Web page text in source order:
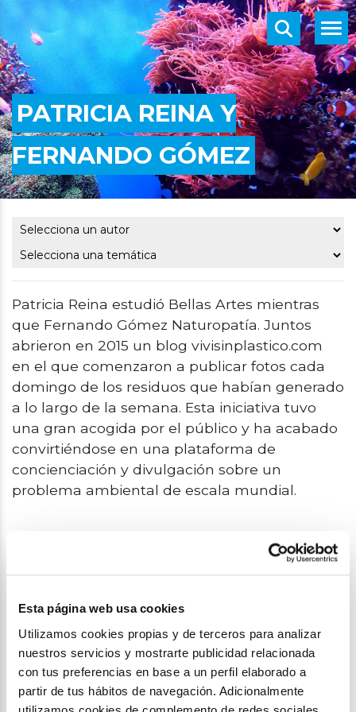
Esta página web usa cookies
Utilizamos cookies propias y de terceros para analizar
nuestros servicios y mostrarte publicidad relacionada
con tus preferencias en base a un perfil elaborado a
partir de tus hábitos de navegación. Adicionalmente
PATRICIA REINA Y
FERNANDO GÓMEZ
Patricia Reina estudió Bellas Artes mientras
que Fernando Gómez Naturopatía. Juntos
abrieron en 2015 un blog vivisinplastico.com
en el que comenzaron a publicar fotos cada
domingo de los residuos que habían generado
a lo largo de la semana. Esta iniciativa tuvo
una gran acogida por el público y ha acabado
convirtiéndose en una plataforma de
concienciación y divulgación sobre un
problema ambiental de escala mundial.